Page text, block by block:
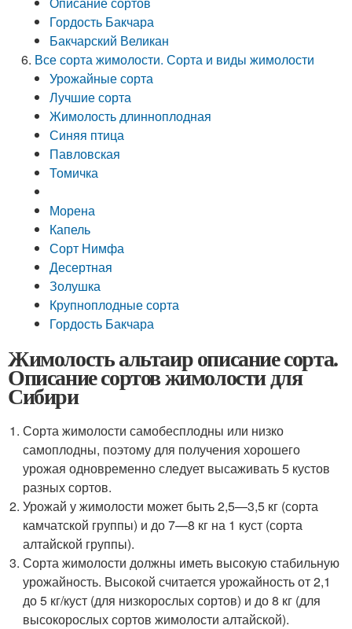
Гордость Бакчара
Бакчарский Великан
Все сорта жимолости. Сорта и виды жимолости
Урожайные сорта
Лучшие сорта
Жимолость длинноплодная
Синяя птица
Павловская
Томичка
Морена
Капель
Сорт Нимфа
Десертная
Золушка
Крупноплодные сорта
Гордость Бакчара
Жимолость альтаир описание сорта.
Описание сортов жимолости для
Сибири
Сорта жимолости самобесплодны или низко
самоплодны, поэтому для получения хорошего
урожая одно­временно следует высаживать 5 кустов
разных сортов.
Уро­жай у жимолости может быть 2,5—3,5 кг (сорта
камчатской группы) и до 7—8 кг на 1 куст (сорта
алтайской группы).
Сорта жимолости должны иметь высокую стабильную
урожайность. Высокой считается урожайность от 2,1
до 5 кг/куст (для низкорослых сортов) и до 8 кг (для
высокорослых сортов жимолости алтайской).